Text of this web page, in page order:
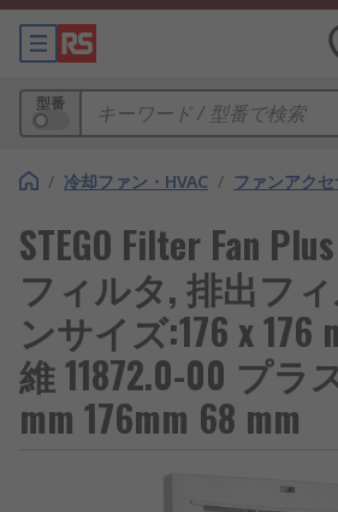
型番
/ 冷却ファン・HVAC / ファンアクセ
STEGO Filter Fan
フィルタ, 排出フ
ンサイズ:176 x 176
維 11872.0-00 プラ
mm 176mm 68 mm